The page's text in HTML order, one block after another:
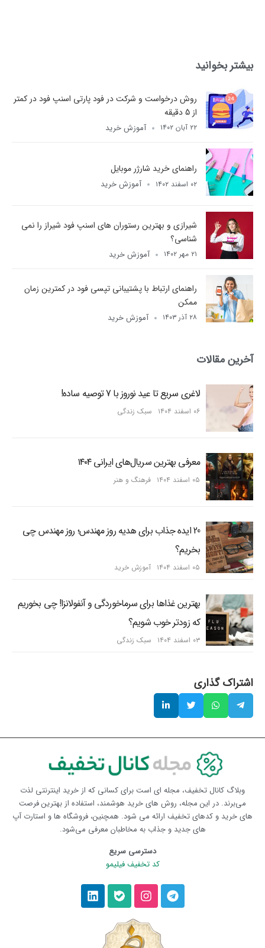
بیشتر بخوانید
روش درخواست و شرکت در فود پارتی اسنپ فود در کمتر
از 5 دقیقه
۲۲ آبان ۱۴۰۲ آموزش خرید
راهنمای خرید شارژر موبایل
۰۲ اسفند ۱۴۰۲ آموزش خرید
شیرازی و بهترین رستوران های اسنپ فود شیراز را نمی
شناسی؟
۲۱ مهر ۱۴۰۲ آموزش خرید
راهنمای ارتباط با پشتیبانی تپسی فود در کمترین زمان
ممکن
۲۸ آذر ۱۴۰۳ آموزش خرید
آخرین مقالات
لاغری سریع تا عید نوروز با 7 توصیه ساده!
۰۶ اسفند ۱۴۰۴ سبک زندگی
معرفی بهترین سریال‌های ایرانی ۱۴۰۴
۰۵ اسفند ۱۴۰۴ فرهنگ و هنر
20 ایده جذاب برای هدیه روز مهندس؛ روز مهندس چی
بخریم؟
۰۵ اسفند ۱۴۰۴ آموزش خرید
بهترین غذاها برای سرماخوردگی و آنفولانزا! چی بخوریم
که زودتر خوب شویم؟
۰۳ اسفند ۱۴۰۴ سبک زندگی
اشتراک گذاری
وبلاگ کانال تخفیف، مجله ای است برای کسانی که از خرید اینترنتی لذت
می‌برند. در این مجله، روش های خرید هوشمند، استفاده از بهترین فرصت
های خرید و کدهای تخفیف ارائه می شود. همچنین، فروشگاه ها و استارت آپ
های جدید و جذاب به مخاطبان معرفی می‌شود.
دسترسی سریع
کد تخفیف فیلیمو